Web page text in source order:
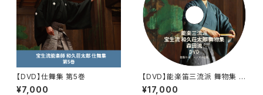
【DVD】仕舞集 第5巻
¥7,000
【DVD】能楽笛三流派 舞物集 森
田流
¥17,000